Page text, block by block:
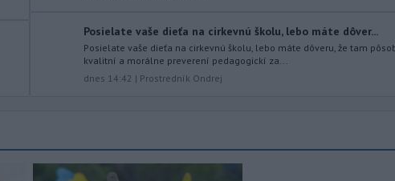
horúci. Pre okresy na západnom a
Slovensku a niektoré okresy v
strede a na východe krajiny vydal
Slovenský hydrometeorologický ústav
percenta ľudí vo veku 16 rokov a
členských krajinách Európskej
Posielate vaše dieťa na cirkevnú školu, lebo máte dôver...
Posielate vaše dieťa na cirkevnú školu, lebo máte dôveru, že tam
kvalitní a morálne preverení pedagogickí za...
dnes 14:42 | Prostredník Ondrej